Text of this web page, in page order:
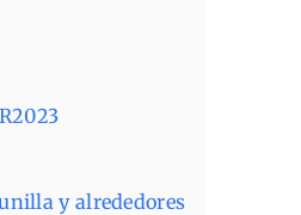
y alrededores